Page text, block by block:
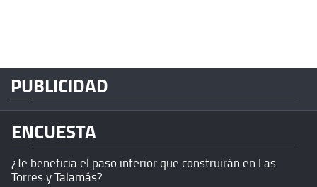
PUBLICIDAD
ENCUESTA
¿Te beneficia el paso inferior que construirán en Las
Torres y Talamás?